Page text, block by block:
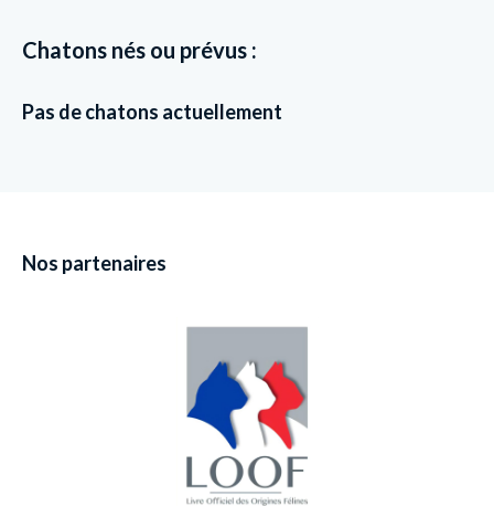
Chatons nés ou prévus :
Pas de chatons actuellement
Nos partenaires